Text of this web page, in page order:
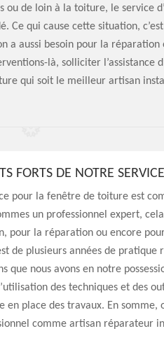
ou de loin à la toiture, le service
Ce qui cause cette situation,
a aussi besoin pour la
là, solliciter l’assistance
qui soit le meilleur artisan
FORTS DE NOTRE
pour la fenêtre de toiture est
un professionnel expert,
pour la réparation ou encore
de plusieurs années de pratique
que nous avons en notre
des techniques et des
en place des travaux. En somme,
comme artisan réparateur